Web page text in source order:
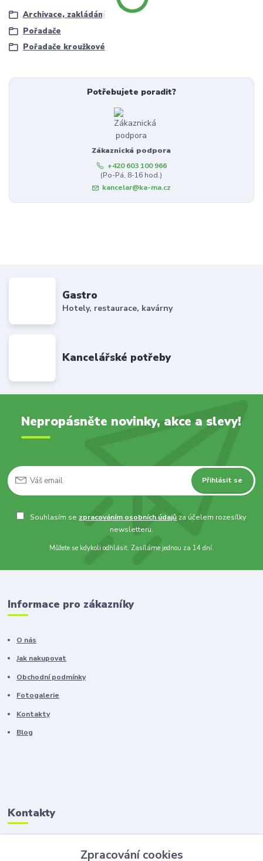
Archivace, zakládání
Pořadače
Pořadače kroužkové
Potřebujete poradit?
Zákaznická podpora
+420 603 100 966
(Po-Pá, 8-16 hod.)
kancelar@ka-ma.cz
Gastro
Hotely, restaurace, kavárny
Kancelářské potřeby
Nepropásněte novinky, akce a slevy!
Přihlásit se
Souhlasím se zpracováním osobních údajů za účelem rozesílky
newsletteru.
Můžete se kdykoli odhlásit. Zasíláme jednou za 14 dní.
Informace pro zákazníky
O nás
Jak nakupovat
Obchodní podmínky
Fotogalerie
Kontakty
Blog
Kontakty
Zákaznická podpora
Zpracování cookies